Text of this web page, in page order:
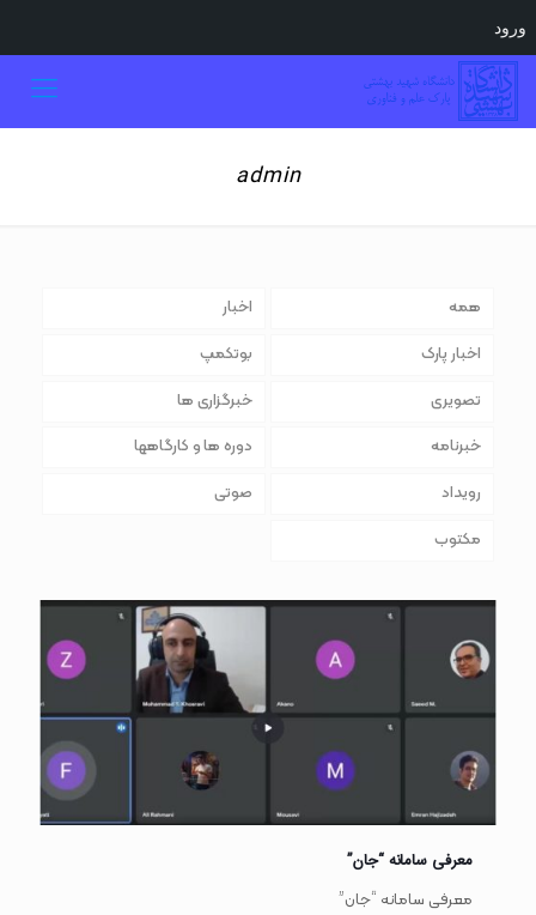
admin
همه
اخبار
اخبار پارک
بوتکمپ
تصویری
خبرگزاری ها
خبرنامه
دوره ها و کارگاهها
رویداد
صوتی
مکتوب
معرفی سامانه “جان”
معرفی سامانه “جان”
ورود